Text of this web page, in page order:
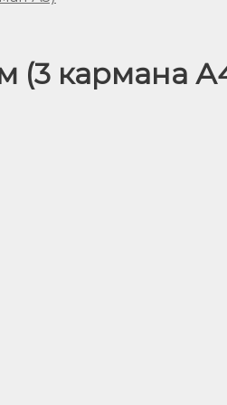
(3 кармана